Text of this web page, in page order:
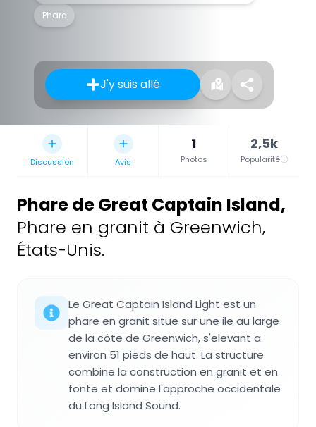
Phare
J'y suis allé
Discussion Avis
1
Photos
2,5k
Popularité
Phare de Great Captain Island,
Phare en granit à Greenwich,
États-Unis.
Le Great Captain Island Light est un
phare en granit situe sur une ile au large
de la côte de Greenwich, s'elevant a
environ 51 pieds de haut. La structure
combine la construction en granit et en
fonte et domine l'approche occidentale
du Long Island Sound.